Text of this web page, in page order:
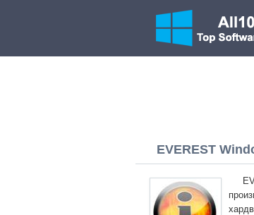
EVEREST